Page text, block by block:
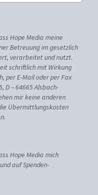
Hope Media meine
Betreuung im gesetzlich
verarbeitet und nutzt.
schriftlich mit Wirkung
per E-Mail oder per Fax
D – 64665 Alsbach-
mir keine anderen
Übermittlungskosten
Hope Media mich
auf Spenden-